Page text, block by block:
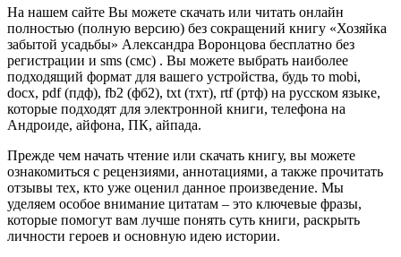
На нашем сайте Вы можете скачать или читать онлайн
полностью (полную версию) без сокращений книгу «Хозяйка
забытой усадьбы» Александра Воронцова бесплатно без
регистрации и sms (смс) . Вы можете выбрать наиболее
подходящий формат для вашего устройства, будь то mobi,
docx, pdf (пдф), fb2 (фб2), txt (тхт), rtf (ртф) на русском языке,
которые подходят для электронной книги, телефона на
Андроиде, айфона, ПК, айпада.
Прежде чем начать чтение или скачать книгу, вы можете
ознакомиться с рецензиями, аннотациями, а также прочитать
отзывы тех, кто уже оценил данное произведение. Мы
уделяем особое внимание цитатам – это ключевые фразы,
которые помогут вам лучше понять суть книги, раскрыть
личности героев и основную идею истории.